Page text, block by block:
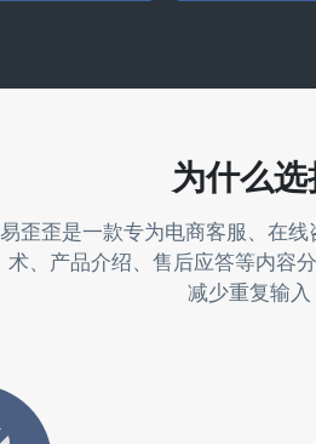
为什么选
易歪歪是一款专为电商客服、在线
术、产品介绍、售后应答等内容
减少重复输入